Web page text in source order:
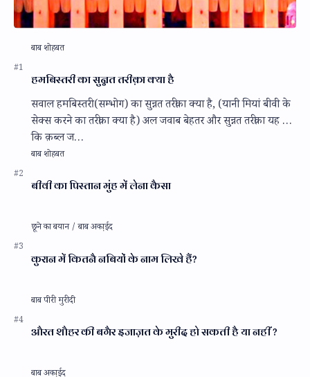
हमबिस्तरी का सुन्नत तरीक़ा क्या है
सवाल हमबिस्तरी (सम्भोग) का सुन्नत तरीक़ा क्या है, (यानी मियां बीवी के
सेक्स करने का तरीक़ा क्या है) अल जवाब बेहतर और सुन्नत तरीक़ा यह है
कि क़ब्ल ज…
बीवी का पिस्तान मुंह में लेना कैसा
कुरान में कितनै नबियों के नाम लिखे हैं?
औरत शौहर की बगैर इजाज़त के मुरीद हो सकती है या नहीं ?